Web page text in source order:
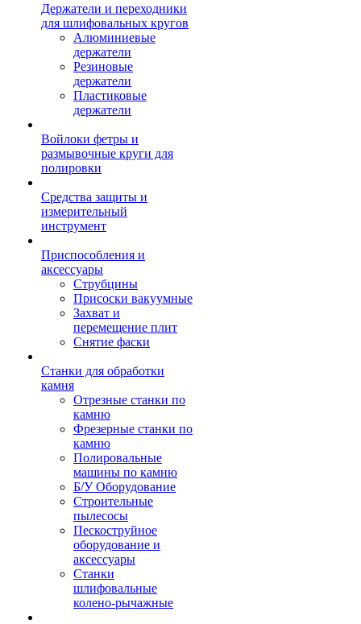
Держатели и переходники
для шлифовальных кругов
Алюминиевые
держатели
Резиновые
держатели
Пластиковые
держатели
Войлоки фетры и
размывочные круги для
полировки
Средства защиты и
измерительный
инструмент
Приспособления и
аксессуары
Струбцины
Присоски вакуумные
Захват и
перемещение плит
Снятие фаски
Станки для обработки
камня
Отрезные станки по
камню
Фрезерные станки по
камню
Полировальные
машины по камню
Б/У Оборудование
Строительные
пылесосы
Пескоструйное
оборудование и
аксессуары
Станки
шлифовальные
колено-рычажные